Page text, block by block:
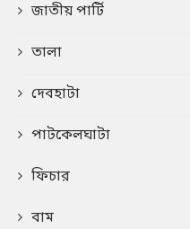
জাতীয় পার্টি
তালা
দেবহাটা
পাটকেলঘাটা
ফিচার
বাম